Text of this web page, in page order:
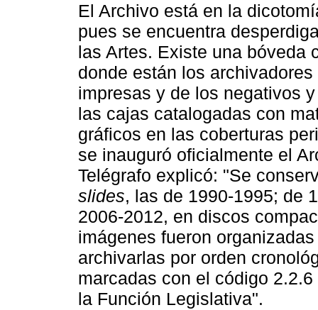
El Archivo está en la
pues se encuentra
las Artes. Existe una bóveda
donde están los
impresas y de los negativos
las cajas catalogadas con
gráficos en las coberturas
se inauguró oficialmente el
Telégrafo explicó: "Se
slides, las de 1990-1995; de
2006-2012, en discos
imágenes fueron
archivarlas por orden
marcadas con el código
la Función Legislativa".